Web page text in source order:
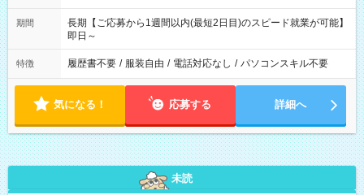
期間
長期【ご応募から1週間以内(最短2日目)のスピード就業が可能】
即日～
特徴 履歴書不要 / 服装自由 / 電話対応なし / パソコンスキル不要
気になる！ 応募する 詳細へ
未読